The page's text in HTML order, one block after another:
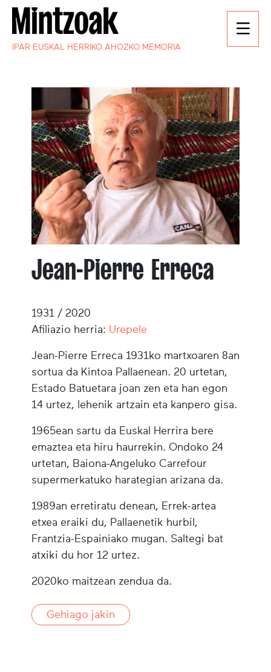
IPAR EUSKAL HERRIKO AHOZKO MEMORIA
Jean-Pierre Erreca
1931 / 2020
Afiliazio herria: Urepele
Jean-Pierre Erreca 1931ko martxoaren 8an
sortua da Kintoa Pallaenean. 20 urtetan,
Estado Batuetara joan zen eta han egon
14 urtez, lehenik artzain eta kanpero gisa.
1965ean sartu da Euskal Herrira bere
emaztea eta hiru haurrekin. Ondoko 24
urtetan, Baiona-Angeluko Carrefour
supermerkatuko harategian arizana da.
1989an erretiratu denean, Errek-artea
etxea eraiki du, Pallaenetik hurbil,
Frantzia-Espainiako mugan. Saltegi bat
atxiki du hor 12 urtez.
2020ko maitzean zendua da.
Gehiago jakin